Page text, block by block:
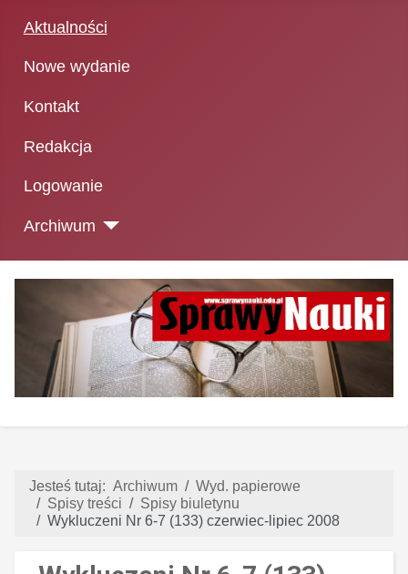
Aktualności
Nowe wydanie
Kontakt
Redakcja
Logowanie
Archiwum
Jesteś tutaj: Archiwum
Wyd. papierowe
Spisy treści
Spisy biuletynu
Wykluczeni Nr 6-7 (133) czerwiec-lipiec 2008